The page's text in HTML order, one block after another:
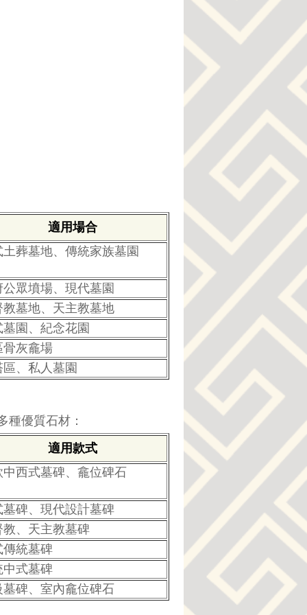
適用場合
土葬墓地、傳統家族墓園
公眾墳場、現代墓園
教墓地、天主教墓地
墓園、紀念花園
骨灰龕場
區、私人墓園
種優質石材：
適用款式
中西式墓碑、龕位碑石
墓碑、現代設計墓碑
教、天主教墓碑
傳統墓碑
中式墓碑
墓碑、室內龕位碑石